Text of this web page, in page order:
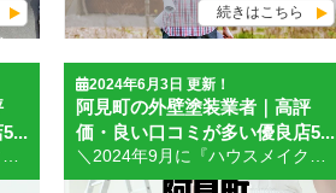
続きはこちら
2024年6月3日 更新！
阿見町の外壁塗装業者｜高評
価・良い口コミが多い優良店5...